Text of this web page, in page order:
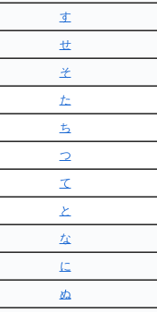
す
せ
そ
た
ち
つ
て
と
な
に
ぬ